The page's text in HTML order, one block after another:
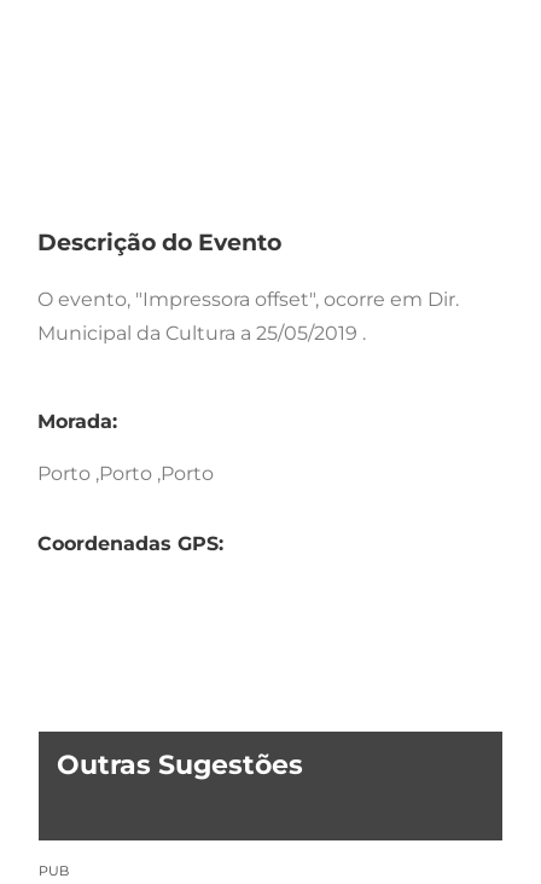
Descrição do Evento
O evento, "Impressora offset", ocorre em Dir.
Municipal da Cultura a 25/05/2019 .
Morada:
Porto ,Porto ,Porto
Coordenadas GPS:
Outras Sugestões
PUB